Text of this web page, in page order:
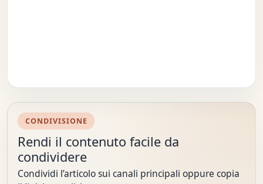
CONDIVISIONE
Rendi il contenuto facile da
condividere
Condividi l’articolo sui canali principali oppure copia